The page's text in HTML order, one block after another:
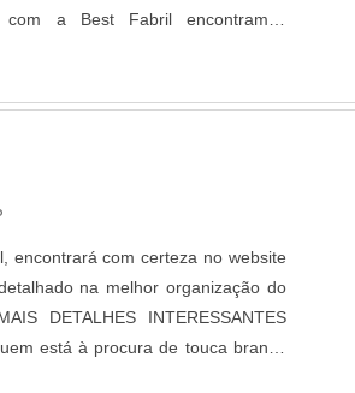
a Best Fabril encontramos
SOBRE TOUCA
Best Fabril objetiva seus
encontrará com certeza no website
na melhor organização do
DETALHES INTERESSANTES
está à procura de touca branca
com seus serviços, consegue